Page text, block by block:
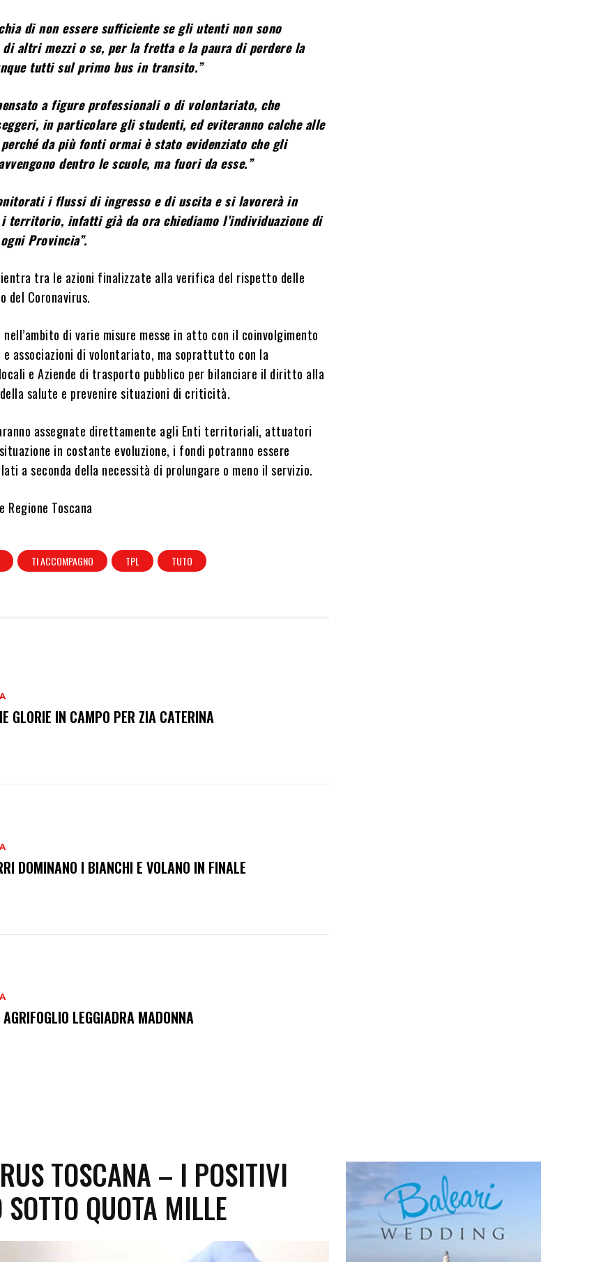
di non essere sufficiente se gli utenti non sono
altri mezzi o se, per la fretta e la paura di perdere la
tutti sul primo bus in transito.”
a figure professionali o di volontariato, che
in particolare gli studenti, ed eviteranno calche alle
da più fonti ormai è stato evidenziato che gli
dentro le scuole, ma fuori da esse.”
i flussi di ingresso e di uscita e si lavorerà in
territorio, infatti già da ora chiediamo l’individuazione di
Provincia”.
tra le azioni finalizzate alla verifica del rispetto delle
del Coronavirus.
nell’ambito di varie misure messe in atto con il coinvolgimento
associazioni di volontariato, ma soprattutto con la
e Aziende di trasporto pubblico per bilanciare il diritto alla
salute e prevenire situazioni di criticità.
assegnate direttamente agli Enti territoriali, attuatori
in costante evoluzione, i fondi potranno essere
a seconda della necessità di prolungare o meno il servizio.
Toscana
TI ACCOMPAGNO TPL TUTO
GLORIE IN CAMPO PER ZIA CATERINA
DOMINANO I BIANCHI E VOLANO IN FINALE
LEGGIADRA MADONNA